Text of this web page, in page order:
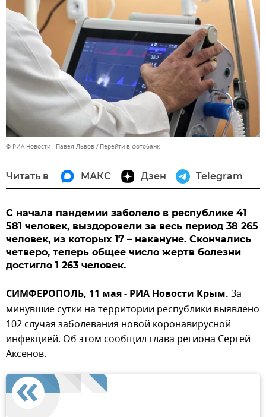
© РИА Новости . Павел Львов Перейти в фотобанк
Читать в МАКС Дзен Telegram
С начала пандемии заболело в республике 41
581 человек, выздоровели за весь период 38 265
человек, из которых 17 – накануне. Скончались
четверо, теперь общее число жертв болезни
достигло 1 263 человек.
СИМФЕРОПОЛЬ, 11 мая - РИА Новости Крым. За
минувшие сутки на территории республики выявлено
102 случая заболевания новой коронавирусной
инфекцией. Об этом сообщил глава региона Сергей
Аксенов.